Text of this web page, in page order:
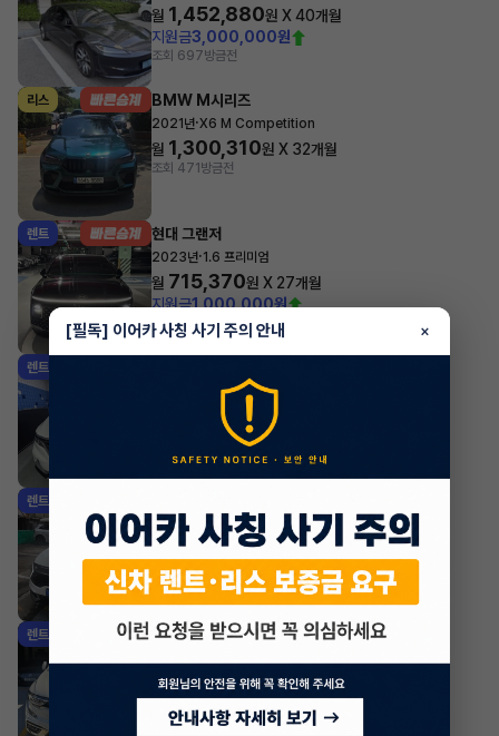
월 1,452,880원 X40개월
지원금3,000,000원
조회 697방금전
리스 BMW M시리즈
2021년·X6 M Competition
월 1,300,310원 X 32개월
조회 471 방금전
렌트 현대 그랜저
2023년·1.6 프리미엄
월 715,370원 X 27개월
지원금1,000,000원
조회 416 방금전
렌트
9인승 디젤 프레스티지
660,000원 X
2,000,000원
조회 499방금전
렌트
2024년 1.6 가솔린 터보 2WD 노블레스
월 541,050원 X 24개월
지원금1,500,000원
조회 600방금전
렌트 르노(삼성) QM6
월635,800원 X16개월
조회 322방금전
[필독] 이어카 사칭 사기 주의 안내 ×